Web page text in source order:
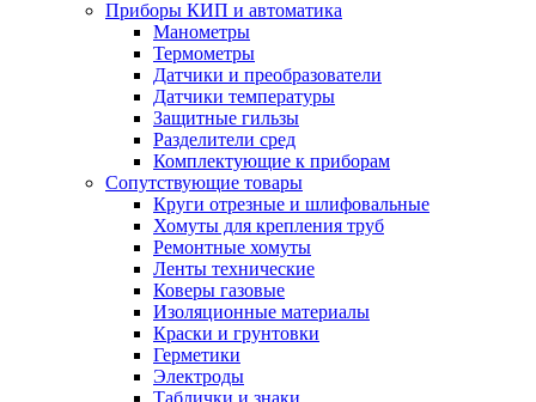
Приборы КИП и автоматика
Манометры
Термометры
Датчики и преобразователи
Датчики температуры
Защитные гильзы
Разделители сред
Комплектующие к приборам
Сопутствующие товары
Круги отрезные и шлифовальные
Хомуты для крепления труб
Ремонтные хомуты
Ленты технические
Коверы газовые
Изоляционные материалы
Краски и грунтовки
Герметики
Электроды
Таблички и знаки